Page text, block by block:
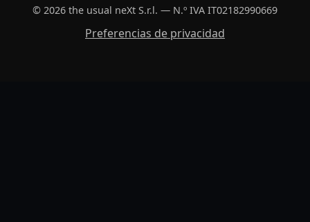
© 2026 the usual neXt S.r.l. — N.º IVA IT02182990669
Preferencias de privacidad